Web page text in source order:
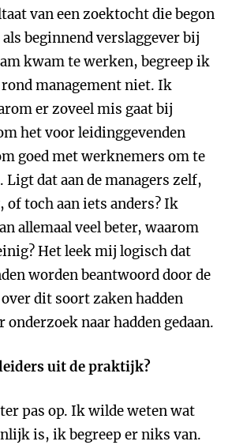
van een zoektocht die begon
beginnend verslaggever bij
kwam te werken, begreep ik
management niet. Ik
er zoveel mis gaat bij
het voor leidinggevenden
goed met werknemers om te
Ligt dat aan de managers zelf,
of toch aan iets anders? Ik
allemaal veel beter, waarom
Het leek mij logisch dat
worden beantwoord door de
dit soort zaken hadden
onderzoek naar hadden gedaan.
uit de praktijk?
pas op. Ik wilde weten wat
is, ik begreep er niks van.